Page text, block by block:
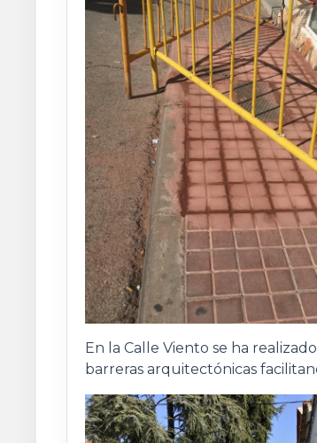
En la Calle Viento se ha
barreras arquitectónicas